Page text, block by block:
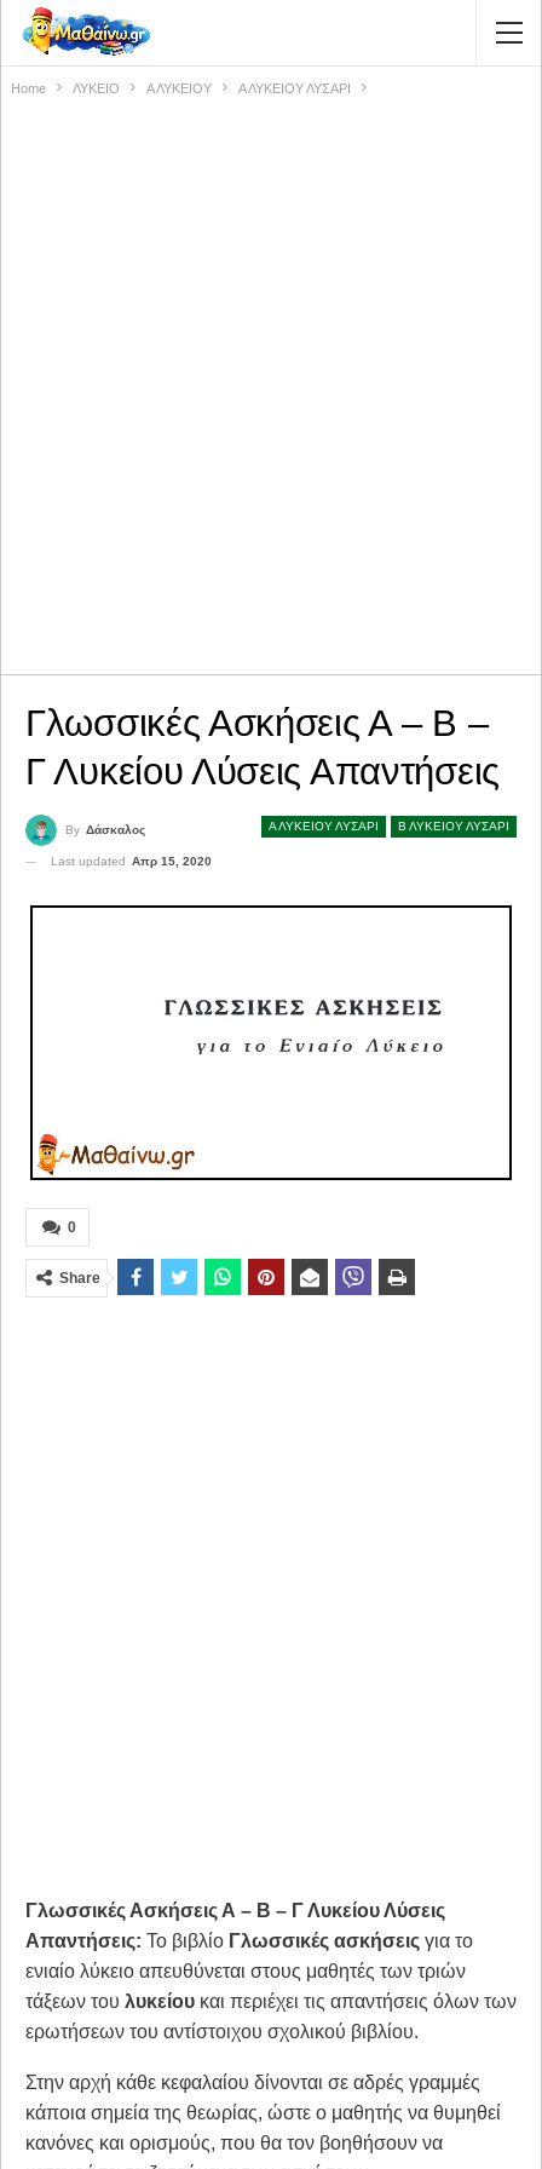
Home ΛΥΚΕΙΟ Α ΛΥΚΕΙΟΥ Α ΛΥΚΕΙΟΥ ΛΥΣΑΡΙ
Γλωσσικές Ασκήσεις Α – Β –
Γ Λυκείου Λύσεις Απαντήσεις
Α ΛΥΚΕΙΟΥ ΛΥΣΑΡΙ Β ΛΥΚΕΙΟΥ ΛΥΣΑΡΙ
By Δάσκαλος
Last updated Απρ 15, 2020
0
Share
Γλωσσικές Ασκήσεις Α – Β – Γ Λυκείου Λύσεις
Απαντήσεις: Το βιβλίο Γλωσσικές ασκήσεις για το
ενιαίο λύκειο απευθύνεται στους μαθητές των τριών
τάξεων του λυκείου και περιέχει τις απαντήσεις όλων των
ερωτήσεων του αντίστοιχου σχολικού βιβλίου.
Στην αρχή κάθε κεφαλαίου δίνονται σε αδρές γραμμές
κάποια σημεία της θεωρίας, ώστε ο μαθητής να θυμηθεί
κανόνες και ορισμούς, που θα τον βοηθήσουν να